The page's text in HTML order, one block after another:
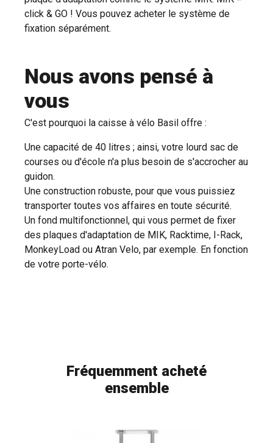
click & GO ! Vous pouvez acheter le système de
fixation séparément.
Nous avons pensé à
vous
C'est pourquoi la caisse à vélo Basil offre :
Une capacité de 40 litres ; ainsi, votre lourd sac de
courses ou d'école n'a plus besoin de s'accrocher au
guidon.
Une construction robuste, pour que vous puissiez
transporter toutes vos affaires en toute sécurité.
Un fond multifonctionnel, qui vous permet de fixer
des plaques d'adaptation de MIK, Racktime, I-Rack,
MonkeyLoad ou Atran Velo, par exemple. En fonction
de votre porte-vélo.
Fréquemment acheté
ensemble